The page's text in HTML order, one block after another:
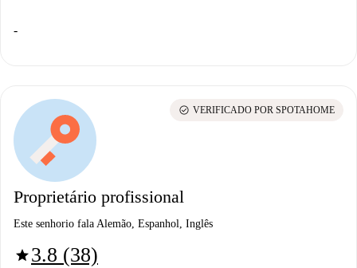
-
Proprietário profissional
Este senhorio fala Alemão, Espanhol, Inglês
star3.8 (38)
check_circle VERIFICADO POR SPOTAHOME